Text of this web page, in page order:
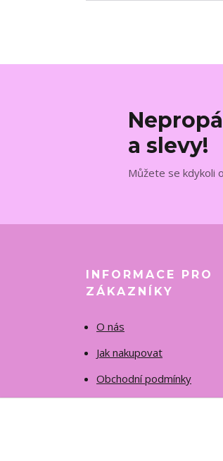
a slevy!
Můžete se kdykoli
INFORMACE PRO
ZÁKAZNÍKY
O nás
Jak nakupovat
Obchodní podmínky